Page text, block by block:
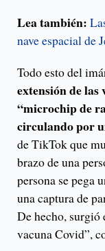
Lea también:
nave espacial de
Todo esto del
extensión de
“microchip de
circulando por
de TikTok que
brazo de una
persona se pega
una captura de
De hecho,
vacuna Covid”,